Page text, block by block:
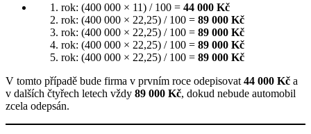
rok: (400 000 × 11) / 100 = 44 000 Kč
rok: (400 000 × 22,25) / 100 = 89 000 Kč
rok: (400 000 × 22,25) / 100 = 89 000 Kč
rok: (400 000 × 22,25) / 100 = 89 000 Kč
rok: (400 000 × 22,25) / 100 = 89 000 Kč
V tomto případě bude firma v prvním roce odepisovat 44 000 Kč a
v dalších čtyřech letech vždy 89 000 Kč, dokud nebude automobil
zcela odepsán.